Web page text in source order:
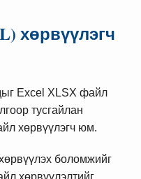
хөрвүүлэгч
Excel XLSX файл
тусгайлан
хөрвүүлэгч юм.
боломжийг